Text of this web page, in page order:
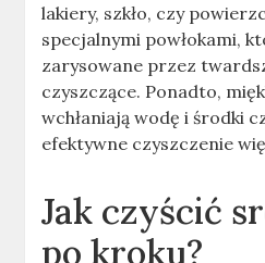
lakiery, szkło, czy
specjalnymi powłokami,
zarysowane przez
czyszczące. Ponadto,
wchłaniają wodę i środki
efektywne czyszczenie
Jak czyścić
po kroku?